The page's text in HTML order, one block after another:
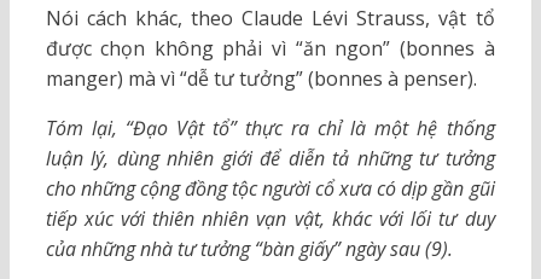
Nói cách khác, theo Claude Lévi Strauss, vật tổ
được chọn không phải vì “ăn ngon” (bonnes à
manger) mà vì “dễ tư tưởng” (bonnes à penser).
Tóm lại, “Đạo Vật tổ” thực ra chỉ là một hệ thống
luận lý, dùng nhiên giới để diễn tả những tư tưởng
cho những cộng đồng tộc người cổ xưa có dịp gần gũi
tiếp xúc với thiên nhiên vạn vật, khác với lối tư duy
của những nhà tư tưởng “bàn giấy” ngày sau (9).